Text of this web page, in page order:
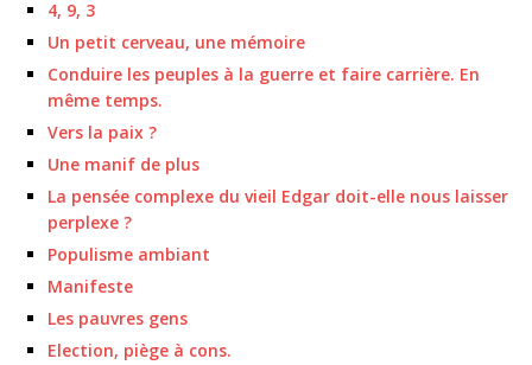
4, 9, 3
Un petit cerveau, une mémoire
Conduire les peuples à la guerre et faire carrière. En
même temps.
Vers la paix ?
Une manif de plus
La pensée complexe du vieil Edgar doit-elle nous laisser
perplexe ?
Populisme ambiant
Manifeste
Les pauvres gens
Election, piège à cons.